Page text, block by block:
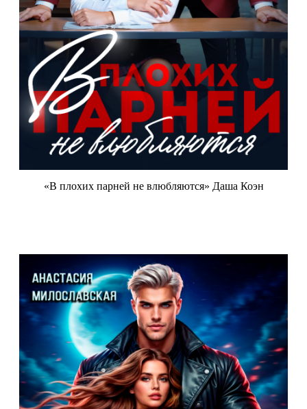
«В плохих парней не влюбляются» Даша Коэн